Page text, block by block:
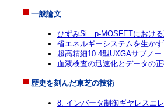
一般論文
ひずみSi p-MOSFETにおける
省エネルギーシステムを生か
超高精細10.4型UXGAサブノー
血液検査の迅速化とデータの
歴史を刻んだ東芝の技術
8. インバータ制御ギヤレスエ